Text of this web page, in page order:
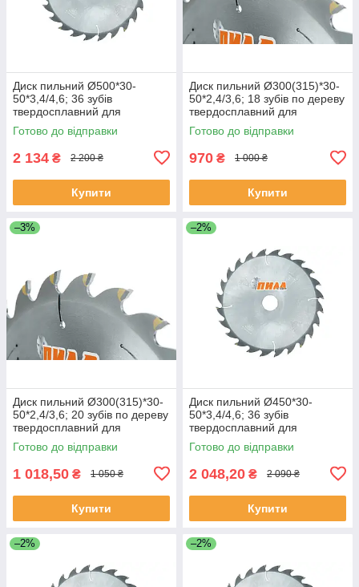
Диск пильний Ø500*30-
50*3,4/4,6; 36 зубів
твердосплавний для
поздовжнього розпилу по
дереву
Готово до відправки
2 134 ₴ 2 200 ₴
Купити
Диск пильний Ø300(315)*30-
50*2,4/3,6; 18 зубів по дереву
твердосплавний для
поздовжнього розпилу
Готово до відправки
970 ₴ 1 000 ₴
Купити
–3%
Диск пильний Ø300(315)*30-
50*2,4/3,6; 20 зубів по дереву
твердосплавний для
поздовжнього розпилу
Готово до відправки
1 018,50 ₴ 1 050 ₴
Купити
–2%
Диск пильний Ø450*30-
50*3,4/4,6; 36 зубів
твердосплавний для
поздовжнього розпилу по
дереву
Готово до відправки
2 048,20 ₴ 2 090 ₴
Купити
–2% –2%